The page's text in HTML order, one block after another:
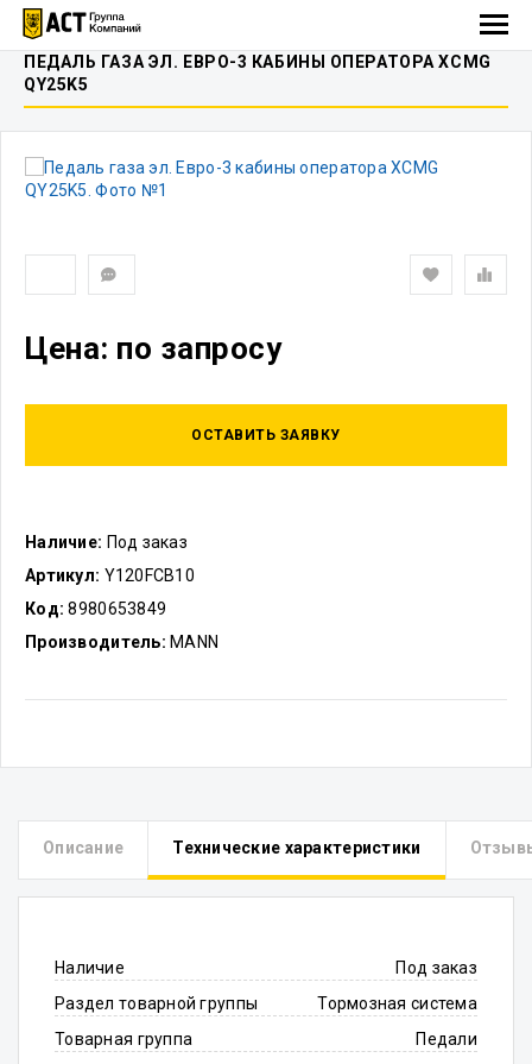
ПЕДАЛЬ ГАЗА ЭЛ. ЕВРО-3 КАБИНЫ ОПЕРАТОРА XCMG
QY25K5
Наличие: Под заказ
Артикул: Y120FCB10
Код: 8980653849
Производитель: MANN
Цена: по запросу
ОСТАВИТЬ ЗАЯВКУ
Описание Технические характеристики
Наличие
Под заказ
Раздел товарной группы
Тормозная система
Товарная группа
Педали